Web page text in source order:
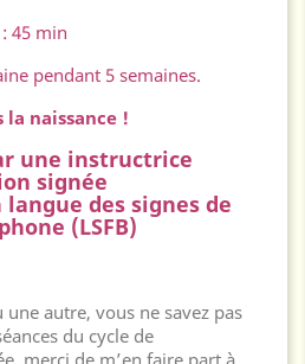
: 45 min
pendant 5 semaines.
naissance !
une instructrice
signée
des signes de
(LSFB)
autre, vous ne savez pas
du cycle de